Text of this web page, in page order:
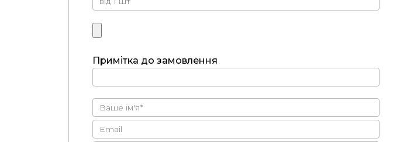
Примітка до замовлення